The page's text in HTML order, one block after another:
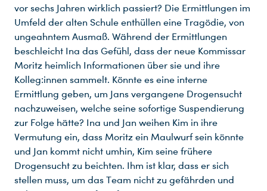
vor sechs Jahren wirklich passiert? Die Ermittlungen im
Umfeld der alten Schule enthüllen eine Tragödie, von
ungeahntem Ausmaß. Während der Ermittlungen
beschleicht Ina das Gefühl, dass der neue Kommissar
Moritz heimlich Informationen über sie und ihre
Kolleg:innen sammelt. Könnte es eine interne
Ermittlung geben, um Jans vergangene Drogensucht
nachzuweisen, welche seine sofortige Suspendierung
zur Folge hätte? Ina und Jan weihen Kim in ihre
Vermutung ein, dass Moritz ein Maulwurf sein könnte
und Jan kommt nicht umhin, Kim seine frühere
Drogensucht zu beichten. Ihm ist klar, dass er sich
stellen muss, um das Team nicht zu gefährden und